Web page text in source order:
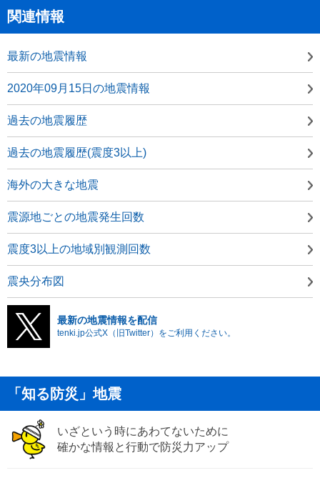
関連情報
最新の地震情報
2020年09月15日の地震情報
過去の地震履歴
過去の地震履歴(震度3以上)
海外の大きな地震
震源地ごとの地震発生回数
震度3以上の地域別観測回数
震央分布図
最新の地震情報を配信
tenki.jp公式X（旧Twitter）をご利用ください。
「知る防災」地震
いざという時にあわてないために
確かな情報と行動で防災力アップ